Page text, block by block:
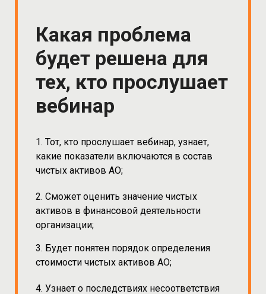
Какая проблема
будет решена для
тех, кто прослушает
вебинар
1. Тот, кто прослушает вебинар, узнает,
какие показатели включаются в состав
чистых активов АО;
2. Сможет оценить значение чистых
активов в финансовой деятельности
организации;
3. Будет понятен порядок определения
стоимости чистых активов АО;
4. Узнает о последствиях несоответствия